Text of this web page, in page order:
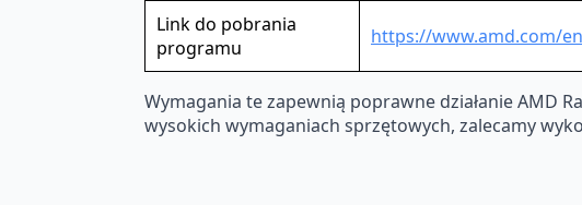
Link do pobrania
programu
https://www.amd.com/
Wymagania te zapewnią poprawne działanie AMD
wysokich wymaganiach sprzętowych, zalecamy